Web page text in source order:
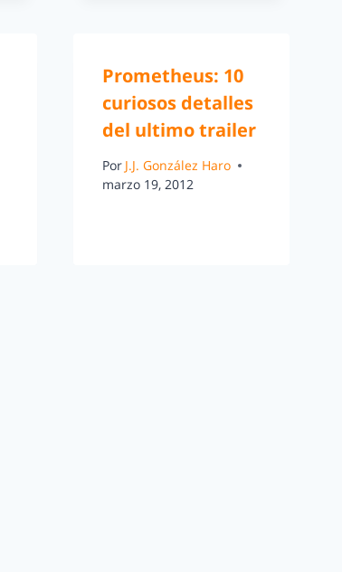
Prometheus: 10
curiosos detalles
del ultimo trailer
Por J.J. González Haro
marzo 19, 2012